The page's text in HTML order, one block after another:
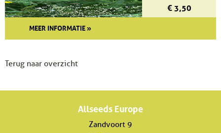
€ 3,50
MEER INFORMATIE »
Terug naar overzicht
Allseeds Europe
Zandvoort 9